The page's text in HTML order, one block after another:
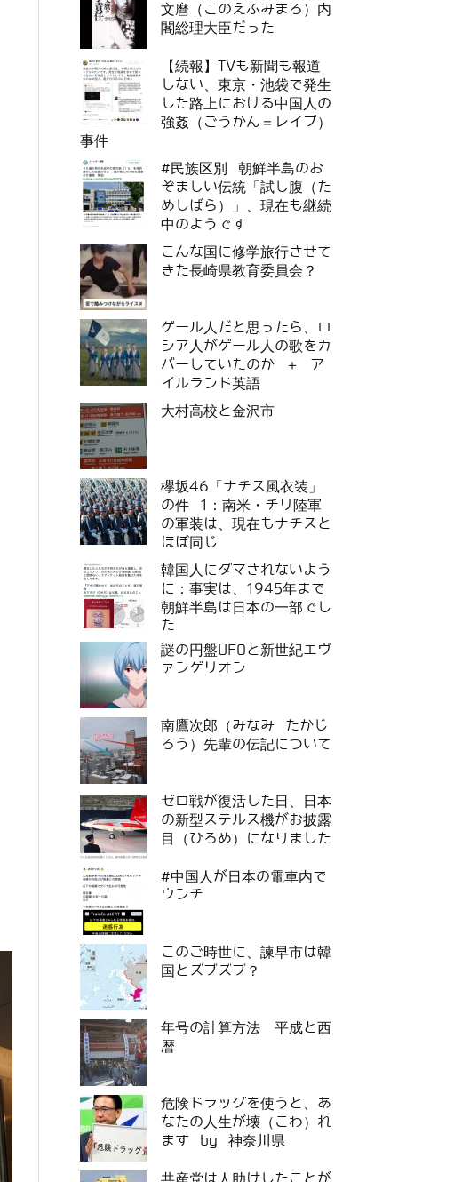
文麿（このえふみまろ）内
閣総理大臣だった
【続報】TVも新聞も報道
しない、東京・池袋で発生
した路上における中国人の
強姦（ごうかん＝レイプ）
事件
#民族区別 朝鮮半島のお
ぞましい伝統「試し腹（た
めしばら）」、現在も継続
中のようです
こんな国に修学旅行させて
きた長崎県教育委員会？
ゲール人だと思ったら、ロ
シア人がゲール人の歌をカ
バーしていたのか ＋ ア
イルランド英語
大村高校と金沢市
欅坂46「ナチス風衣装」
の件 1：南米・チリ陸軍
の軍装は、現在もナチスと
ほぼ同じ
韓国人にダマされないよう
に：事実は、1945年まで
朝鮮半島は日本の一部でし
た
謎の円盤UFOと新世紀エヴ
ァンゲリオン
南鷹次郎（みなみ たかじ
ろう）先輩の伝記について
ゼロ戦が復活した日、日本
の新型ステルス機がお披露
目（ひろめ）になりました
#中国人が日本の電車内で
ウンチ
このご時世に、諫早市は韓
国とズブズブ？
年号の計算方法 平成と西
暦
危険ドラッグを使うと、あ
なたの人生が壊（こわ）れ
ます by 神奈川県